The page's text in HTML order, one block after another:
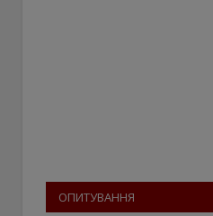
ОПИТУВАННЯ